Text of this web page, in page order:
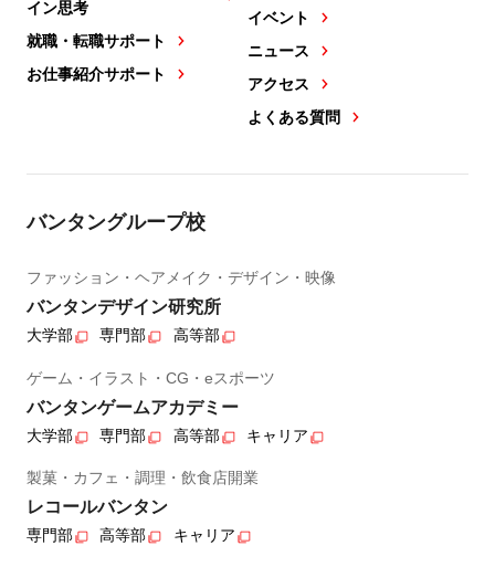
イン思考
就職・転職サポート
お仕事紹介サポート
イベント
ニュース
アクセス
よくある質問
バンタングループ校
ファッション・ヘアメイク・デザイン・映像
バンタンデザイン研究所
大学部 専門部 高等部
ゲーム・イラスト・CG・eスポーツ
バンタンゲームアカデミー
大学部 専門部 高等部 キャリア
製菓・カフェ・調理・飲食店開業
レコールバンタン
専門部 高等部 キャリア